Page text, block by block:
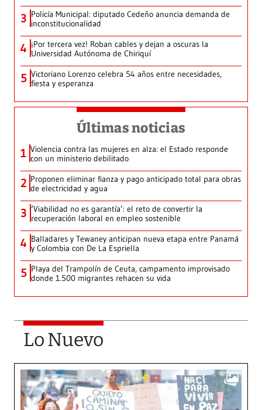
3 Policía Municipal: diputado Cedeño anuncia demanda de
inconstitucionalidad
4 ¡Por tercera vez! Roban cables y dejan a oscuras la
Universidad Autónoma de Chiriquí
5 Victoriano Lorenzo celebra 54 años entre necesidades,
fiesta y esperanza
Últimas noticias
1 Violencia contra las mujeres en alza: el Estado responde
con un ministerio debilitado
2 Proponen eliminar fianza y pago anticipado total para obras
de electricidad y agua
3 ‘Viabilidad no es garantía’: el reto de convertir la
recuperación laboral en empleo sostenible
4 Balladares y Tewaney anticipan nueva etapa entre Panamá
y Colombia con De La Espriella
5 Playa del Trampolín de Ceuta, campamento improvisado
donde 1.500 migrantes rehacen su vida
Lo Nuevo